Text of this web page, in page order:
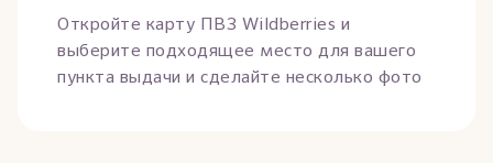
Откройте карту ПВЗ Wildberries и
выберите подходящее место для вашего
пункта выдачи и сделайте несколько фото